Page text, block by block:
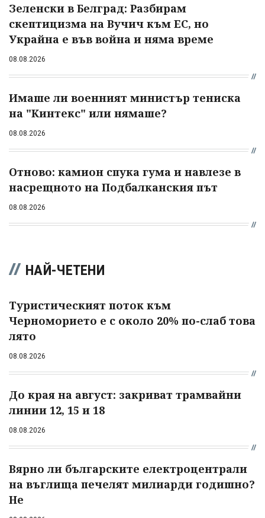
Зеленски в Белград: Разбирам
скептицизма на Вучич към ЕС, но
Украйна е във война и няма време
08.08.2026
Имаше ли военният министър тениска
на "Кинтекс" или нямаше?
08.08.2026
Отново: камион спука гума и навлезе в
насрещното на Подбалканския път
08.08.2026
НАЙ-ЧЕТЕНИ
Туристическият поток към
Черноморието е с около 20% по-слаб това
лято
08.08.2026
До края на август: закриват трамвайни
линии 12, 15 и 18
08.08.2026
Вярно ли българските електроцентрали
на въглища печелят милиарди годишно?
Не